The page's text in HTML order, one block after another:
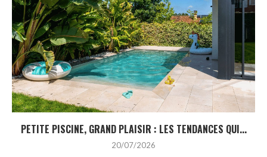
PETITE PISCINE, GRAND PLAISIR : LES TENDANCES QUI...
20/07/2026